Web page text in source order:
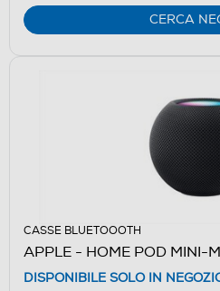
CERCA
CASSE BLUETOOOTH
APPLE - HOME POD MINI-
DISPONIBILE SOLO IN